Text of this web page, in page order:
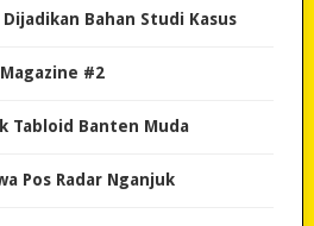
Bahan Studi Kasus
#2
Tabloid Banten Muda
Pos Radar Nganjuk